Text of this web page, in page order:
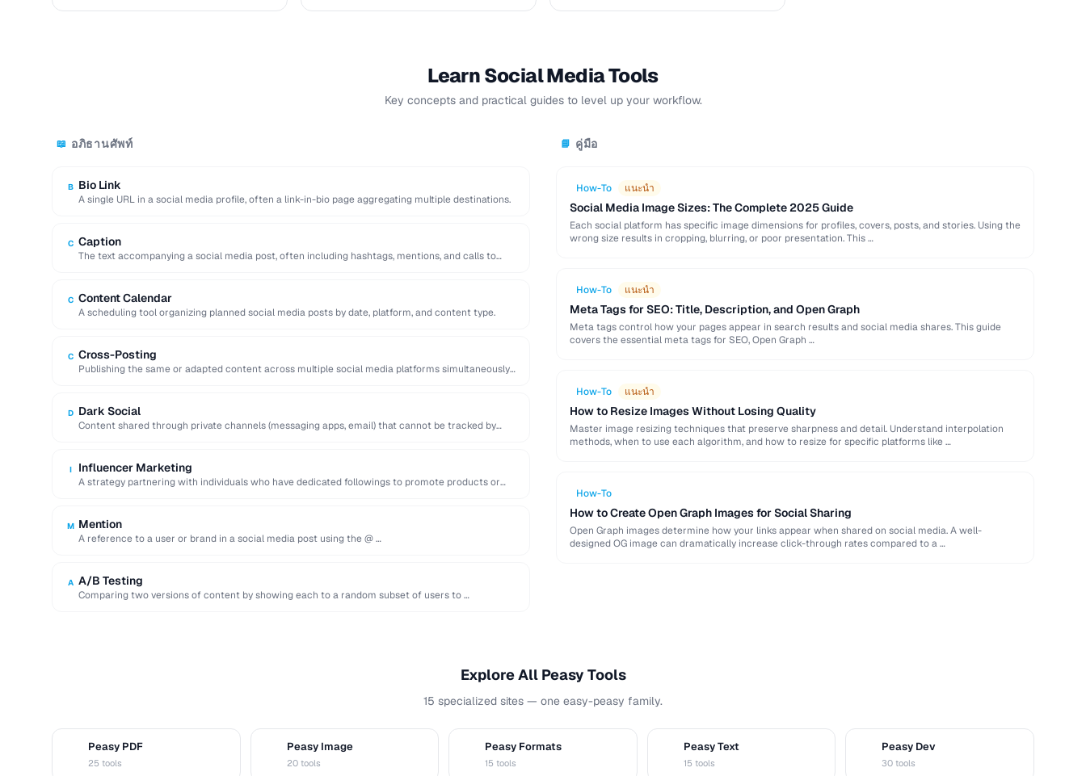
Learn Social Media Tools
Key concepts and practical guides to level up your workflow.
📖 อภิธานศัพท์
B Bio Link
A single URL in a social media profile, often a link-in-bio page aggregating multiple destinations.
C Caption
The text accompanying a social media post, often including hashtags, mentions, and calls to
C Content Calendar
A scheduling tool organizing planned social media posts by date, platform, and content type.
C Cross-Posting
Publishing the same or adapted content across multiple social media platforms simultaneously
D Dark Social
Content shared through private channels (messaging apps, email) that cannot be tracked by
I Influencer Marketing
A strategy partnering with individuals who have dedicated followings to promote products or
M Mention
A reference to a user or brand in a social media post using the @ …
A A/B Testing
Comparing two versions of content by showing each to a random subset of users to …
📘 คู่มือ
How-To แนะนำ
Social Media Image Sizes: The Complete 2025 Guide
Each social platform has specific image dimensions for profiles, covers, posts, and stories. Using the
wrong size results in cropping, blurring, or poor presentation. This …
How-To แนะนำ
Meta Tags for SEO: Title, Description, and Open Graph
Meta tags control how your pages appear in search results and social media shares. This guide
covers the essential meta tags for SEO, Open Graph …
How-To แนะนำ
How to Resize Images Without Losing Quality
Master image resizing techniques that preserve sharpness and detail. Understand interpolation
methods, when to use each algorithm, and how to resize for specific platforms like …
How-To
How to Create Open Graph Images for Social Sharing
Open Graph images determine how your links appear when shared on social media. A well-
designed OG image can dramatically increase click-through rates compared to a …
Explore All Peasy Tools
15 specialized sites — one easy-peasy family.
Peasy PDF
25 tools
Peasy Image
20 tools
Peasy Formats
15 tools
Peasy Text
15 tools
Peasy Dev
30 tools